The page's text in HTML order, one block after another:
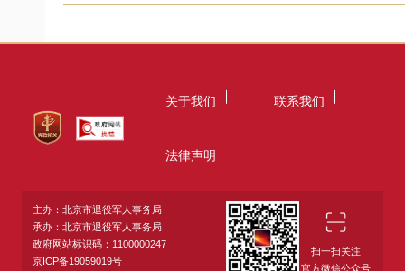
关于我们 联系我们
法律声明
主办：北京市退役军人事务局
承办：北京市退役军人事务局
政府网站标识码：1100000247
京ICP备19059019号
扫一扫关注
官方微信公众号